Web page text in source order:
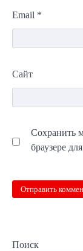
Email *
Сайт
Сохранить
браузере
Поиск